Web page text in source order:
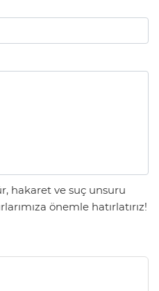
hakaret ve suç unsuru
önemle hatırlatırız!